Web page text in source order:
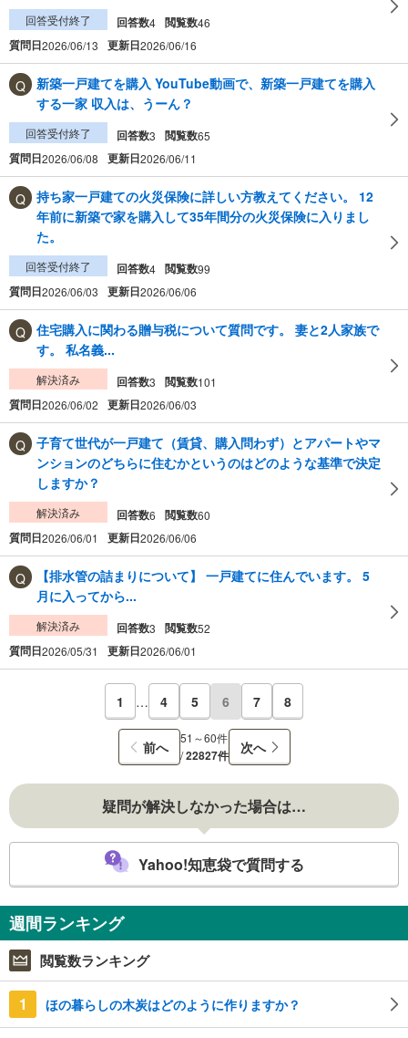
回答受付終了 回答数4 閲覧数46
質問日2026/06/13 更新日2026/06/16
新築一戸建てを購入 YouTube動画で、新築一戸建てを購入
する一家 収入は、うーん？
回答受付終了 回答数3 閲覧数65
質問日2026/06/08 更新日2026/06/11
持ち家一戸建ての火災保険に詳しい方教えてください。 12
年前に新築で家を購入して35年間分の火災保険に入りまし
た。
回答受付終了 回答数4 閲覧数99
質問日2026/06/03 更新日2026/06/06
住宅購入に関わる贈与税について質問です。 妻と2人家族で
す。 私名義...
解決済み 回答数3 閲覧数101
質問日2026/06/02 更新日2026/06/03
子育て世代が一戸建て（賃貸、購入問わず）とアパートやマ
ンションのどちらに住むかというのはどのような基準で決定
しますか？
解決済み 回答数6 閲覧数60
質問日2026/06/01 更新日2026/06/06
【排水管の詰まりについて】 一戸建てに住んでいます。 5
月に入ってから...
解決済み 回答数3 閲覧数52
質問日2026/05/31 更新日2026/06/01
1 … 4 5 6 7 8
前へ
51～60件
/22827件 次へ
疑問が解決しなかった場合は…
Yahoo!知恵袋で質問する
週間ランキング
閲覧数ランキング
1 ほの暮らしの木炭はどのように作りますか？